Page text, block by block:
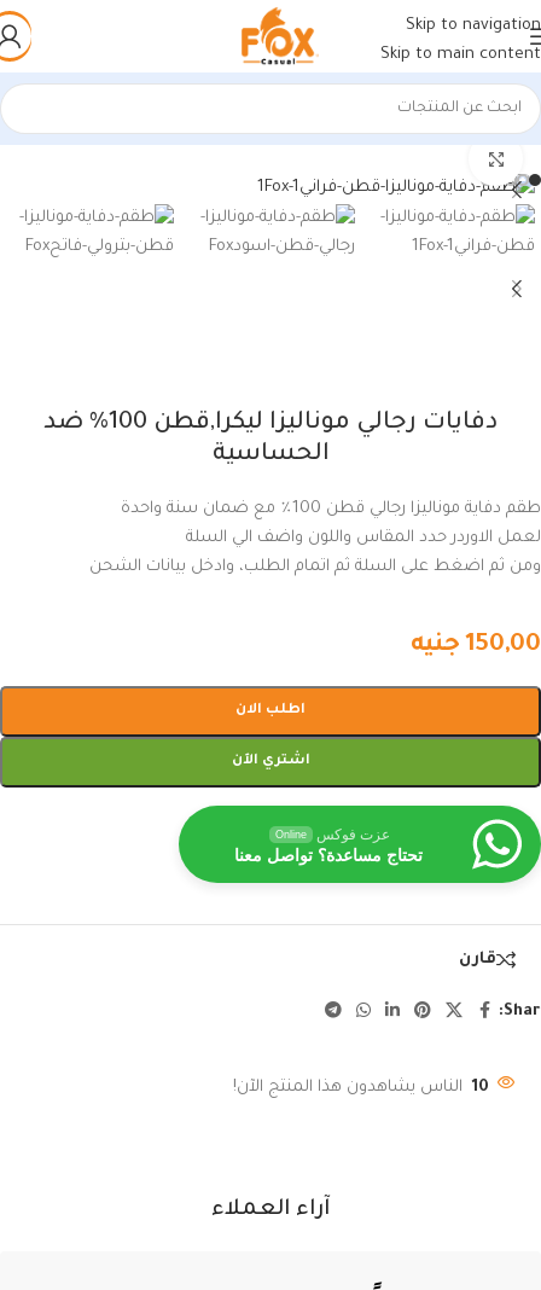
Skip to navigation
Skip to main content
الرئيسية/أحذية رجالي/ملابس داخلية رجالي
دفايات رجالي موناليزا ليكرا,قطن 100% ضد
الحساسية
طقم دفاية موناليزا رجالي قطن 100٪ مع ضمان سنة واحدة
لعمل الاوردر حدد المقاس واللون واضف الي السلة
ومن ثم اضغط على السلة ثم اتمام الطلب، وادخل بيانات الشحن
150,00 جنيه
اطلب الان
اشتري الآن
عزت فوكس Online
تحتاج مساعدة؟ تواصل معنا
قارن
10 الناس يشاهدون هذا المنتج الآن!
آراء العملاء